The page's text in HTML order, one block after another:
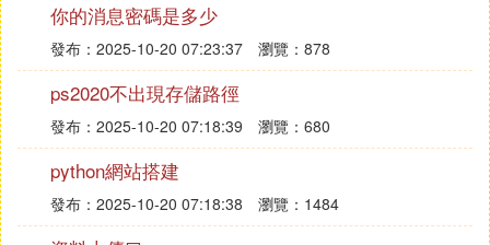
你的消息密碼是多少
發布：2025-10-20 07:23:37 瀏覽：878
ps2020不出現存儲路徑
發布：2025-10-20 07:18:39 瀏覽：680
python網站搭建
發布：2025-10-20 07:18:38 瀏覽：1484